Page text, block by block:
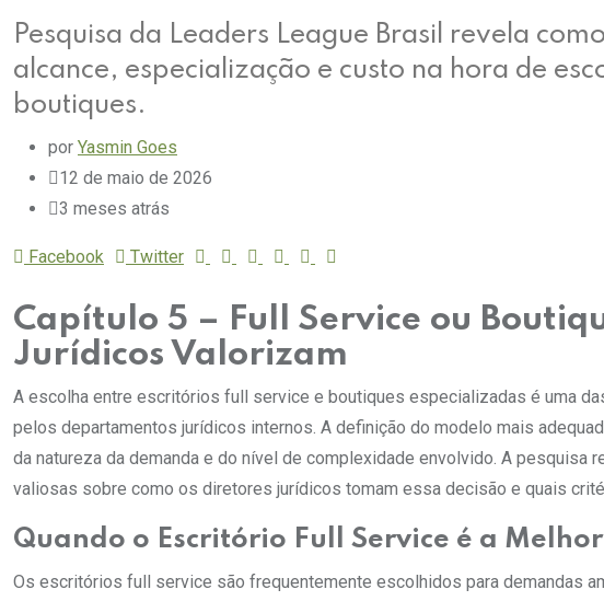
Pesquisa da Leaders League Brasil revela
alcance, especialização e custo na hora de
boutiques.
por Yasmin Goes
12 de maio de 2026
3 meses atrás
Facebook Twitter
Capítulo 5 – Full Service ou
Jurídicos Valorizam
A escolha entre escritórios full service e boutiques especializadas é uma
pelos departamentos jurídicos internos. A definição do modelo mais
da natureza da demanda e do nível de complexidade envolvido. A pesquisa
valiosas sobre como os diretores jurídicos tomam essa decisão e quais
Quando o Escritório Full Service é a
Os escritórios full service são frequentemente escolhidos para demandas